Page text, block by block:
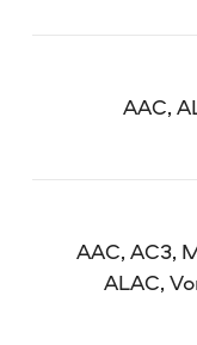
AAC,
AAC, AC3,
ALAC,